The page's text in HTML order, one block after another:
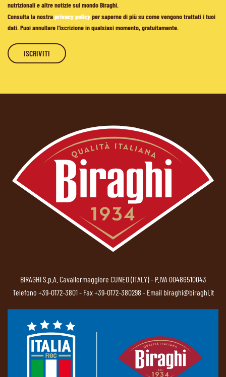
nutrizionali e altre notizie sul mondo Biraghi.
Consulta la nostraprivacy policyper saperne di più su come vengono trattati i tuoi
dati. Puoi annullare l'iscrizione in qualsiasi momento, gratuitamente.
BIRAGHI S.p.A. Cavallermaggiore CUNEO (ITALY) - P.IVA 00486510043
Telefono +39-0172-3801- Fax +39-0172-380298 - Email biraghi@biraghi.it